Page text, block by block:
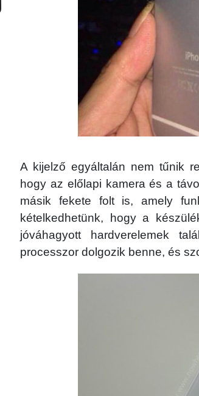
A kijelző egyáltalán nem tűnik
hogy az előlapi kamera és a
másik fekete folt is, amely
kételkedhetünk, hogy a
jóváhagyott hardverelemek
processzor dolgozik benne, és